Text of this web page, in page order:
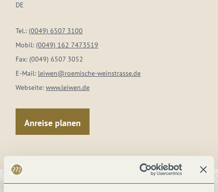
DE
Tel.: (0049) 6507 3100
Mobil: (0049) 162 7473519
Fax: (0049) 6507 3052
E-Mail: leiwen@roemische-weinstrasse.de
Webseite: www.leiwen.de
Anreise planen